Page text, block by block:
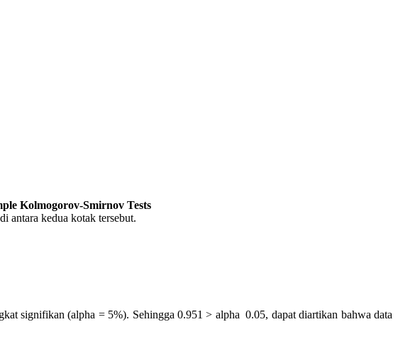
Kolmogorov-Smirnov Tests
antara kedua kotak tersebut.
signifikan (alpha = 5%). Sehingga 0.951 > alpha 0.05, dapat diartikan bahwa data